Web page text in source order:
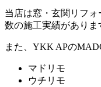
当店は窓・玄関リフ
数の施工実績がありま
また、YKK APの
マドリモ
ウチリモ